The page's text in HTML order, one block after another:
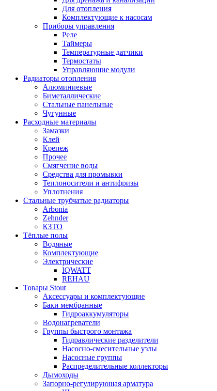
Для отопления
Комплектующие к насосам
Приборы управления
Реле
Таймеры
Температурные датчики
Термостаты
Управляющие модули
Радиаторы отопления
Алюминиевые
Биметаллические
Стальные панельные
Чугунные
Расходные материалы
Замазки
Клей
Крепеж
Прочее
Смягчение воды
Средства для промывки
Теплоносители и антифризы
Уплотнения
Стальные трубчатые радиаторы
Arbonia
Zehnder
КЗТО
Тёплые полы
Водяные
Комплектующие
Электрические
IQWATT
REHAU
Товары Stout
Аксессуары и комплектующие
Баки мембранные
Гидроаккумуляторы
Водонагреватели
Группы быстрого монтажа
Гидравлические разделители
Насосно-смесительные узлы
Насосные группы
Распределительные коллекторы
Дымоходы
Запорно-регулирующая арматура